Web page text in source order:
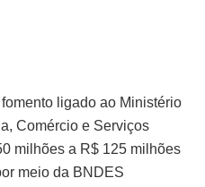
ligado ao Ministério
Comércio e Serviços
milhões a R$ 125 milhões
meio da BNDES